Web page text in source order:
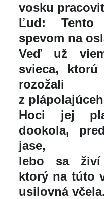
vosku
Ľud: Tento
spevom na
Veď už
svieca,
rozožali
z
Hoci jej
dookola,
jase,
lebo sa živí
ktorý na túto
usilovná